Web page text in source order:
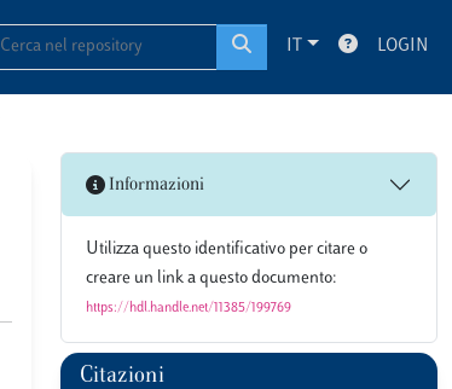
IT LOGIN
Informazioni
Utilizza questo identificativo per citare o
creare un link a questo documento:
https://hdl.handle.net/11385/199769
Citazioni